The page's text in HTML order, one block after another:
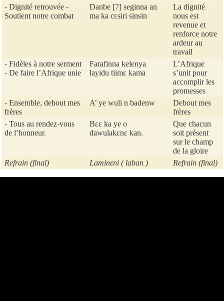
- Dignité retrouvée -
Soutient notre combat
Danbe[7]seginna an
ma ka cɛsiri sinsin
La dignité
nous est
revenue et
renforce notre
ardeur au
travail
- Fidèles à notre serment
- De faire l’Afrique unie
Farafinna kelenya
layidu tiimɛ kama
L’Afrique
s’unit pour
accomplir les
promesses
- Ensemble, debout mes
frères
A’ ye wuli n badenw
Debout mes
frères
- Tous au rendez-vous
de l’honneur.
Bɛɛ ka ye o
dawulakɛnɛ kan.
Que chacun
soit présent
sur le champ
de la gloire
Refrain (final)
Laminɛni ( laban ) Refrain (final)